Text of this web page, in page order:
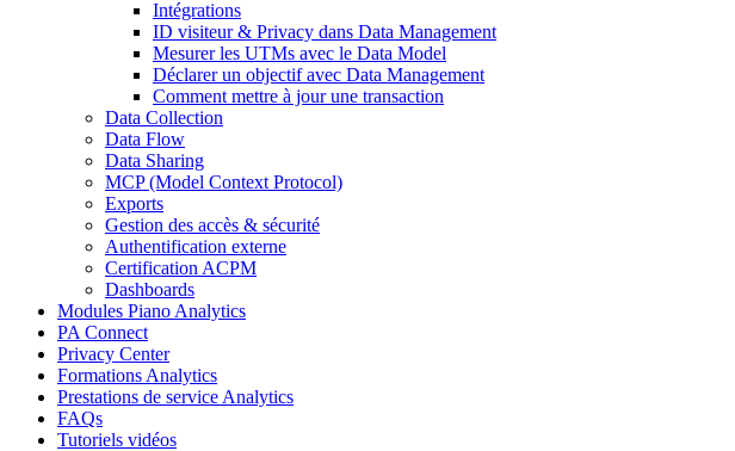
Intégrations
ID visiteur & Privacy dans Data Management
Mesurer les UTMs avec le Data Model
Déclarer un objectif avec Data Management
Comment mettre à jour une transaction
Data Collection
Data Flow
Data Sharing
MCP (Model Context Protocol)
Exports
Gestion des accès & sécurité
Authentification externe
Certification ACPM
Dashboards
Modules Piano Analytics
PA Connect
Privacy Center
Formations Analytics
Prestations de service Analytics
FAQs
Tutoriels vidéos